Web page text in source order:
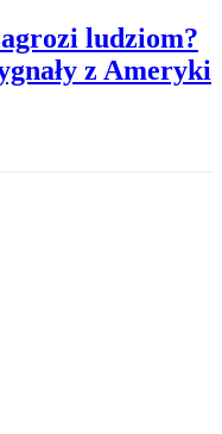
ludziom?
z Ameryki